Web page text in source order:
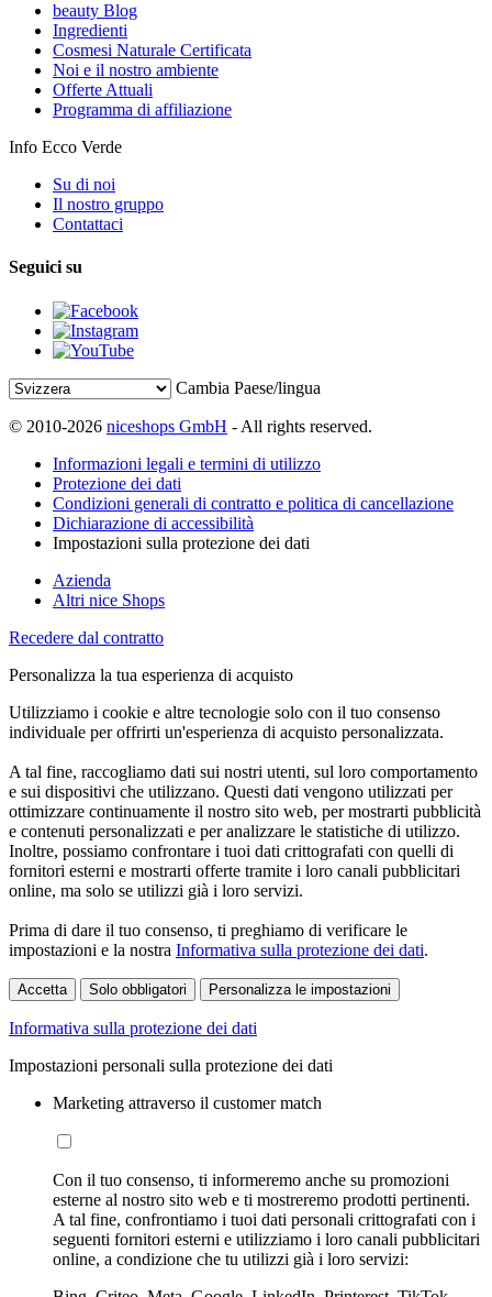
beauty Blog
Ingredienti
Cosmesi Naturale Certificata
Noi e il nostro ambiente
Offerte Attuali
Programma di affiliazione
Info Ecco Verde
Su di noi
Il nostro gruppo
Contattaci
Seguici su
Cambia Paese/lingua
© 2010-2026 niceshops GmbH - All rights reserved.
Informazioni legali e termini di utilizzo
Protezione dei dati
Condizioni generali di contratto e politica di cancellazione
Dichiarazione di accessibilità
Impostazioni sulla protezione dei dati
Azienda
Altri nice Shops
Recedere dal contratto
Personalizza la tua esperienza di acquisto
Utilizziamo i cookie e altre tecnologie solo con il tuo consenso
individuale per offrirti un'esperienza di acquisto personalizzata.
A tal fine, raccogliamo dati sui nostri utenti, sul loro comportamento
e sui dispositivi che utilizzano. Questi dati vengono utilizzati per
ottimizzare continuamente il nostro sito web, per mostrarti pubblicità
e contenuti personalizzati e per analizzare le statistiche di utilizzo.
Inoltre, possiamo confrontare i tuoi dati crittografati con quelli di
fornitori esterni e mostrarti offerte tramite i loro canali pubblicitari
online, ma solo se utilizzi già i loro servizi.
Prima di dare il tuo consenso, ti preghiamo di verificare le
impostazioni e la nostra Informativa sulla protezione dei dati.
Accetta Solo obbligatori Personalizza le impostazioni
Informativa sulla protezione dei dati
Impostazioni personali sulla protezione dei dati
Marketing attraverso il customer match
Con il tuo consenso, ti informeremo anche su promozioni
esterne al nostro sito web e ti mostreremo prodotti pertinenti.
A tal fine, confrontiamo i tuoi dati personali crittografati con i
seguenti fornitori esterni e utilizziamo i loro canali pubblicitari
online, a condizione che tu utilizzi già i loro servizi: